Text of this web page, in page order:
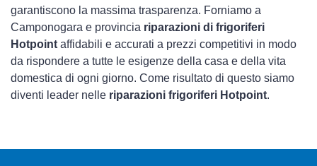
garantiscono la massima trasparenza. Forniamo a
Camponogara e provincia riparazioni di frigoriferi
Hotpoint affidabili e accurati a prezzi competitivi in modo
da rispondere a tutte le esigenze della casa e della vita
domestica di ogni giorno. Come risultato di questo siamo
diventi leader nelle riparazioni frigoriferi Hotpoint.